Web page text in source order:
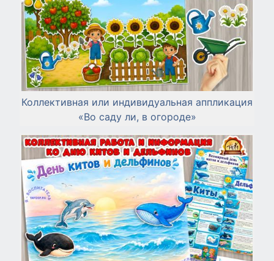
Коллективная или индивидуальная аппликация
«Во саду ли, в огороде»